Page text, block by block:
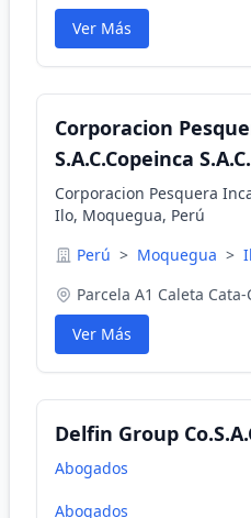
Ver Más
Corporacion
S.A.C.Copeinca S.A.C.
Corporacion Pesquera
Ilo, Moquegua, Perú
Perú > Moquegua >
Parcela A1 Caleta Cata-
Ver Más
Delfin Group
Abogados
Abogados